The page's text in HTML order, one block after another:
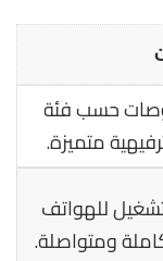
من 8 إلى 10 بوصات حسب فئة
متميزة.
للهواتف
ومتواصلة.